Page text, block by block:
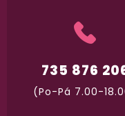
Máte
735 876
(Po-Pá 7.00-